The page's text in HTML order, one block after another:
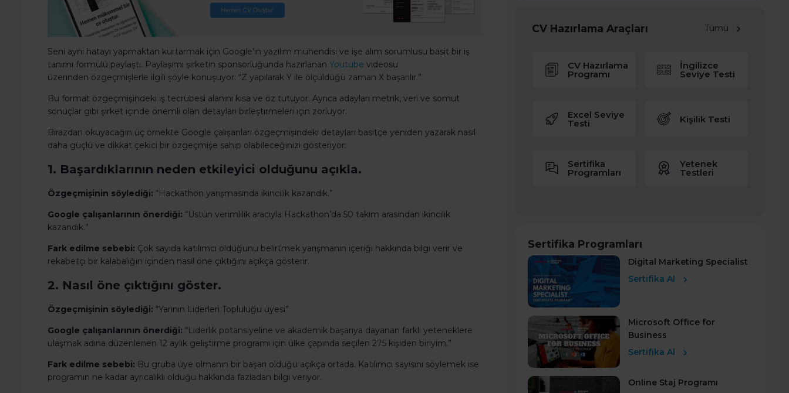
Seni aynı hatayı yapmaktan kurtarmak için Google’ın yazılım mühendisi ve işe alım sorumlusu basit bir iş
tanımı formülü paylaştı. Paylaşımı şirketin sponsorluğunda hazırlanan Youtube videosu
üzerinden özgeçmişlerle ilgili şöyle konuşuyor: “Z yapılarak Y ile ölçüldüğü zaman X başarılır.”
Bu format özgeçmişindeki iş tecrübesi alanını kısa ve öz tutuyor. Ayrıca adayları metrik, veri ve somut
sonuçlar gibi şirket içinde önemli olan detayları birleştirmeleri için zorluyor.
Birazdan okuyacağın üç örnekte Google çalışanları özgeçmişindeki detayları basitçe yeniden yazarak nasıl
daha güçlü ve dikkat çekici bir özgeçmişe sahip olabileceğinizi gösteriyor:
1. Başardıklarının neden etkileyici olduğunu açıkla.
Özgeçmişinin söylediği: “Hackathon yarışmasında ikincilik kazandık.”
Google çalışanlarının önerdiği: “Üstün verimlilik aracıyla Hackathon’da 50 takım arasından ikincilik
kazandık.”
Fark edilme sebebi: Çok sayıda katılımcı olduğunu belirtmek yarışmanın içeriği hakkında bilgi verir ve
rekabetçi bir kalabalığın içinden nasıl öne çıktığını açıkça gösterir.
2. Nasıl öne çıktığını göster.
Özgeçmişinin söylediği: “Yarının Liderleri Topluluğu üyesi”
Google çalışanlarının önerdiği: “Liderlik potansiyeline ve akademik başarıya dayanan farklı yeteneklere
ulaşmak adına düzenlenen 12 aylık geliştirme programı için ülke çapında seçilen 275 kişiden biriyim.”
Fark edilme sebebi: Bu gruba üye olmanın bir başarı olduğu açıkça ortada. Katılımcı sayısını söylemek ise
programın ne kadar ayrıcalıklı olduğu hakkında fazladan bilgi veriyor.
CV Hazırlama Araçları Tümü
CV Hazırlama
Programı
İngilizce
Seviye Testi
Excel Seviye
Testi Kişilik Testi
Sertifika
Programları
Yetenek
Testleri
Sertifika Programları
Digital Marketing Specialist
Sertifika Al
Microsoft Office for
Business
Sertifika Al
Online Staj Programı